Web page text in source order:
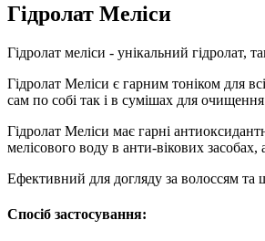
Гідролат Меліси
Гідролат меліси - унікальний гідролат,
Гідролат Меліси є гарним тоніком для
сам по собі так і в сумішах для
Гідролат Меліси має гарні
мелісового воду в анти-вікових засобах,
Ефективний для догляду за волоссям та
Спосіб застосування: